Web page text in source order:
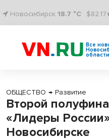
Новосибирск 18.7 °C
Все
области
ОБЩЕСТВО → Развитие
Второй
«Лидеры
Новосибирске